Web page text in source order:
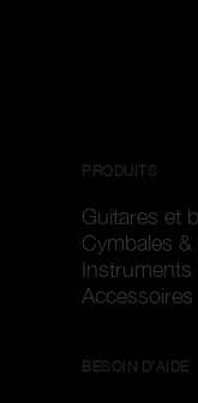
PRODUITS
Guitares et
Cymbales
Accessoires
BESOIN D'AIDE